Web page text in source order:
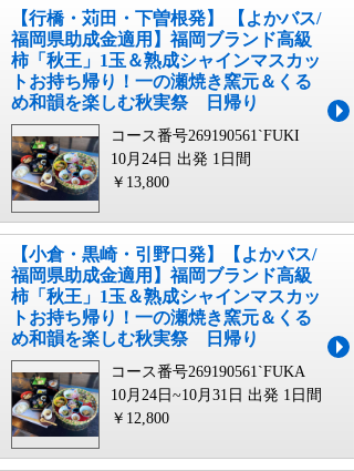
【行橋・苅田・下曽根発】 【よかバス/
福岡県助成金適用】福岡ブランド高級
柿「秋王」1玉＆熟成シャインマスカッ
トお持ち帰り！一の瀬焼き窯元＆くる
め和韻を楽しむ秋実祭 日帰り
コース番号269190561`FUKI
10月24日 出発 1日間
￥13,800
【小倉・黒崎・引野口発】【よかバス/
福岡県助成金適用】福岡ブランド高級
柿「秋王」1玉＆熟成シャインマスカッ
トお持ち帰り！一の瀬焼き窯元＆くる
め和韻を楽しむ秋実祭 日帰り
コース番号269190561`FUKA
10月24日~10月31日 出発 1日間
￥12,800